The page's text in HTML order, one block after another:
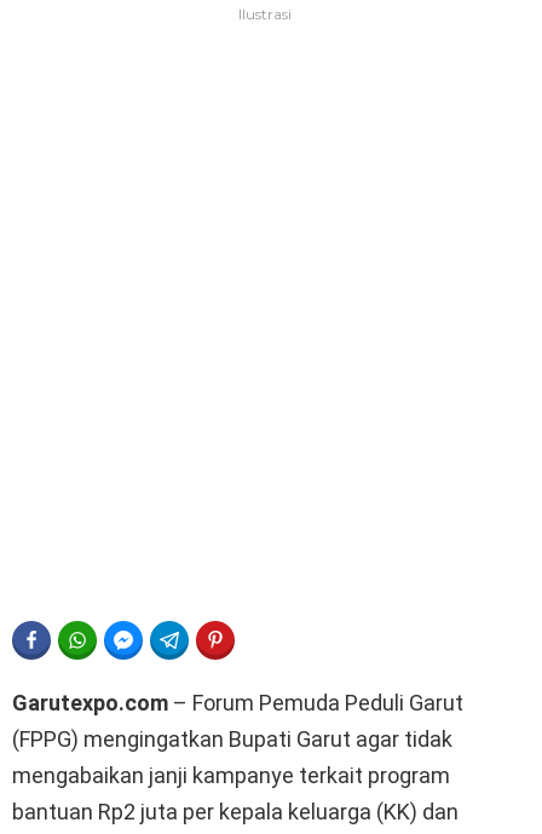
Ilustrasi
FACEBOOKWHATSAPPFACEBOOK MESSENGER
TELEGRAM
Garutexpo.com – Forum Pemuda Peduli Garut
(FPPG) mengingatkan Bupati Garut agar tidak
mengabaikan janji kampanye terkait program
bantuan Rp2 juta per kepala keluarga (KK) dan